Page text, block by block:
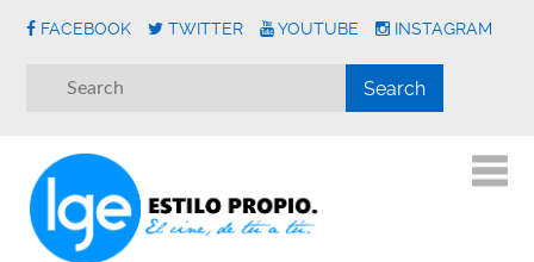
FACEBOOK TWITTER YOUTUBE INSTAGRAM